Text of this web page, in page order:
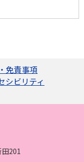
免責事項
シビリティ
201